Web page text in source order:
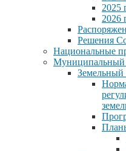
2025
2026
Решения
Национальные
Муниципальный
Земельный